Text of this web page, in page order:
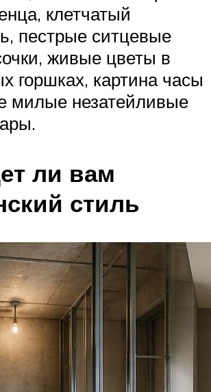
клетчатый
пестрые ситцевые
живые цветы в
горшках, картина часы
милые незатейливые
ли вам
стиль